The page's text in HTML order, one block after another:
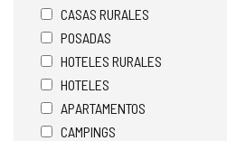
CASAS RURALES
POSADAS
HOTELES RURALES
HOTELES
APARTAMENTOS
CAMPINGS